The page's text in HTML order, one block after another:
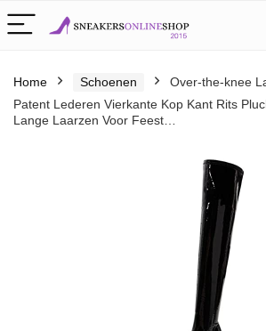
Home Schoenen
Over-the-knee
Patent Lederen Vierkante Kop Kant Rits
Lange Laarzen Voor Feest…